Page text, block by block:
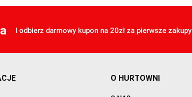
I odbierz darmowy kupon na 20zł za pierwsze zakupy
O HURTOWNI